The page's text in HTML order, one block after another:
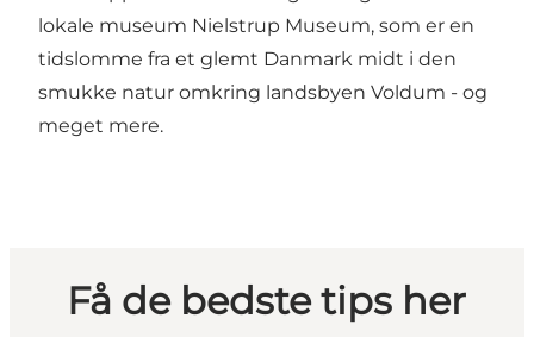
lokale museum Nielstrup Museum, som er en
tidslomme fra et glemt Danmark midt i den
smukke natur omkring landsbyen Voldum - og
meget mere.
Få de bedste tips her